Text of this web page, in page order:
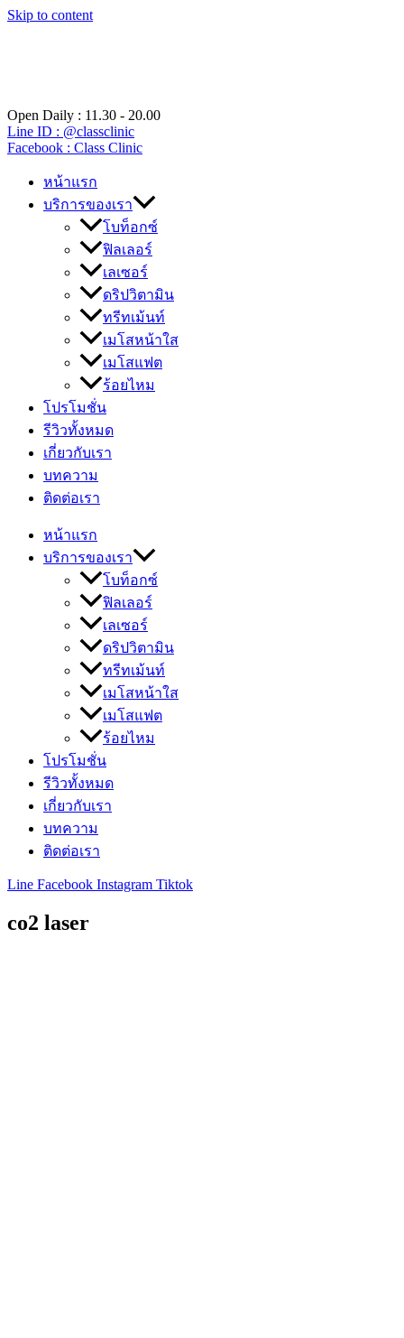
Skip to content
Open Daily : 11.30 - 20.00
Line ID : @classclinic​
Facebook : Class Clinic
หน้าแรก
บริการของเรา
โบท็อกซ์
ฟิลเลอร์
เลเซอร์
ดริปวิตามิน
ทรีทเม้นท์
เมโสหน้าใส
เมโสแฟต
ร้อยไหม
โปรโมชั่น
รีวิวทั้งหมด
เกี่ยวกับเรา
บทความ
ติดต่อเรา
หน้าแรก
บริการของเรา
โบท็อกซ์
ฟิลเลอร์
เลเซอร์
ดริปวิตามิน
ทรีทเม้นท์
เมโสหน้าใส
เมโสแฟต
ร้อยไหม
โปรโมชั่น
รีวิวทั้งหมด
เกี่ยวกับเรา
บทความ
ติดต่อเรา
Line Facebook Instagram Tiktok
co2 laser